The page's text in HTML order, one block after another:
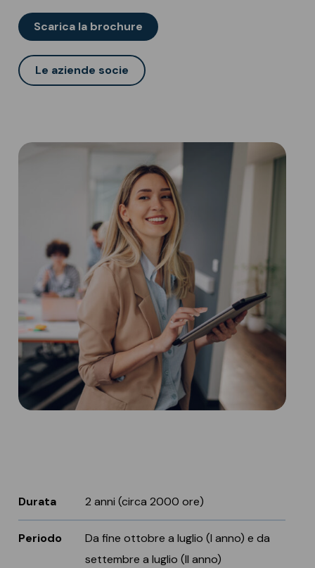
Scarica la brochure
Le aziende socie
Durata 2 anni (circa 2000 ore)
Periodo
Da fine ottobre a luglio (I anno) e da
settembre a luglio (II anno)